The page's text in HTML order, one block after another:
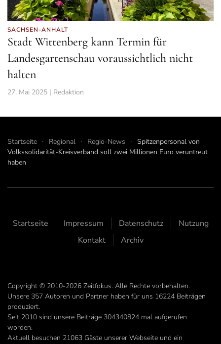
SACHSEN-ANHALT
Stadt Wittenberg kann Termin für
Landesgartenschau voraussichtlich nicht
halten
27. Mai 2025 | Redaktion
Startseite Regional Regio-News
Spitzenpersonal von
Volkssolidarität-Kreisverband soll zwei Millionen Euro veruntreut
haben
Startseite Impressum Datenschutz
Nutzung
Kontakt
Archiv
Copyright © 2010-2026 Zeitfokus. Alle Rechte vorbehalten.
Unsere 357 Autoren und Partner haben für uns 16224 Beiträgen
produziert.
Seit 2010 sind unsere Beiträge 304340824 mal aufgerufen
worden.
Aktuell besuchen 21063 Gäste unserer Webseite und ein